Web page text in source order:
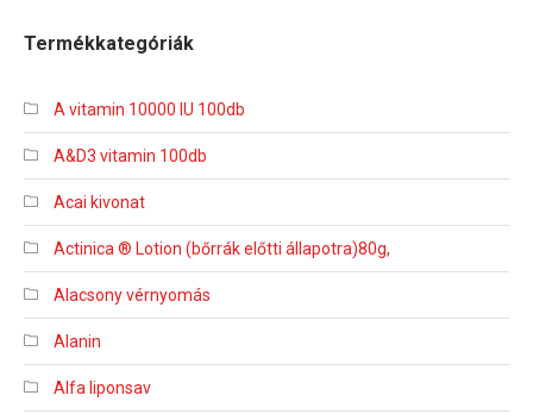
Termékkategóriák
A vitamin 10000 IU 100db
A&D3 vitamin 100db
Acai kivonat
Actinica ® Lotion (bőrrák előtti állapotra)80g,
Alacsony vérnyomás
Alanin
Alfa liponsav